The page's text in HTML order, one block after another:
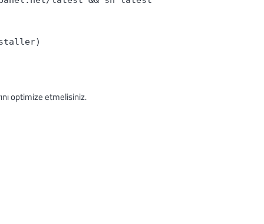
optimize etmelisiniz.